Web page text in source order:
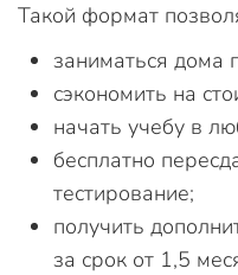
Такой формат
заниматься дома
сэкономить на
начать учебу в
бесплатно
тестирование;
получить
за срок от 1,5